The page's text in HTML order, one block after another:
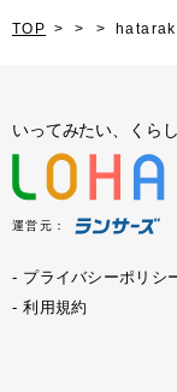
TOP
いってみたい、くら
運営元：
プライバシーポリシ
利用規約